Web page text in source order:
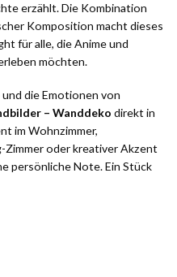
erzählt. Die Kombination
Komposition macht dieses
für alle, die Anime und
möchten.
die Emotionen von
– Wanddeko direkt in
im Wohnzimmer,
Zimmer oder kreativer Akzent
persönliche Note. Ein Stück